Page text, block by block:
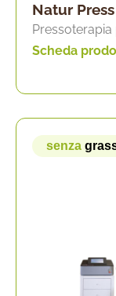
Natur Press
Scheda
senza